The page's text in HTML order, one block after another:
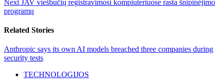
Next JAV viešbučių registravimosi kompiuteriuose rasta šnipinėjimo
programų
Related Stories
Anthropic says its own AI models breached three companies during
security tests
TECHNOLOGIJOS